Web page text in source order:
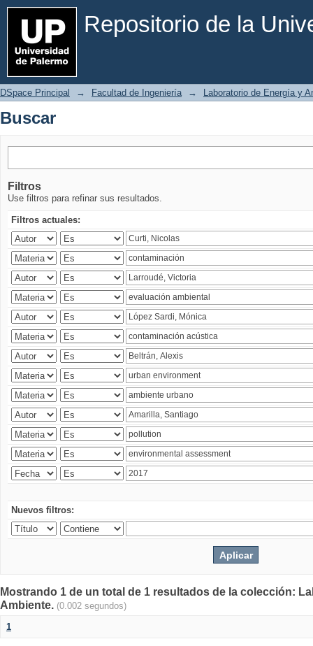
Repositorio de la
Buscar
DSpace Principal → Facultad de Ingeniería → Laboratorio de Energía y
Buscar
Filtros
Use filtros para refinar sus resultados.
Filtros actuales:
Nuevos filtros:
Mostrando 1 de un total de 1 resultados de la colección:
Ambiente. (0.002 segundos)
1